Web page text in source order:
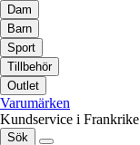
Dam
Barn
Sport
Tillbehör
Outlet
Varumärken
Kundservice i Frankrike
Sök